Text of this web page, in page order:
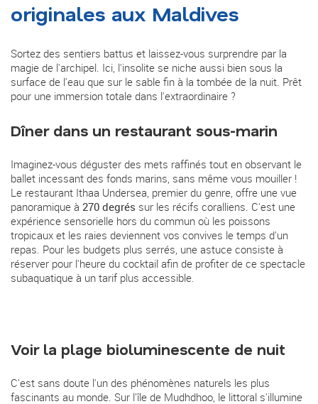
originales aux Maldives
Sortez des sentiers battus et laissez-vous surprendre par la
magie de l'archipel. Ici, l'insolite se niche aussi bien sous la
surface de l'eau que sur le sable fin à la tombée de la nuit. Prêt
pour une immersion totale dans l'extraordinaire ?
Dîner dans un restaurant sous-marin
Imaginez-vous déguster des mets raffinés tout en observant le
ballet incessant des fonds marins, sans même vous mouiller !
Le restaurant Ithaa Undersea, premier du genre, offre une vue
panoramique à 270 degrés sur les récifs coralliens. C'est une
expérience sensorielle hors du commun où les poissons
tropicaux et les raies deviennent vos convives le temps d'un
repas. Pour les budgets plus serrés, une astuce consiste à
réserver pour l'heure du cocktail afin de profiter de ce spectacle
subaquatique à un tarif plus accessible.
Voir la plage bioluminescente de nuit
C'est sans doute l'un des phénomènes naturels les plus
fascinants au monde. Sur l'île de Mudhdhoo, le littoral s'illumine